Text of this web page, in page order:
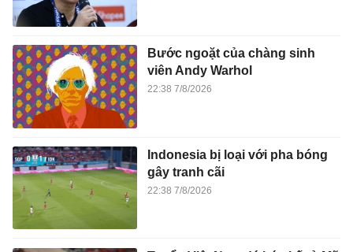
Bước ngoặt của chàng sinh
viên Andy Warhol
22:38 7/8/2026
Indonesia bị loại với pha bóng
gây tranh cãi
22:38 7/8/2026